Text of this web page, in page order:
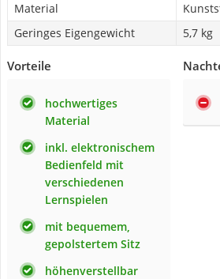
Material
Geringes Eigengewicht
5,7 kg
Vorteile
hochwertiges
Material
inkl. elektronischem
Bedienfeld mit
verschiedenen
Lernspielen
mit bequemem,
gepolstertem Sitz
höhenverstellbar